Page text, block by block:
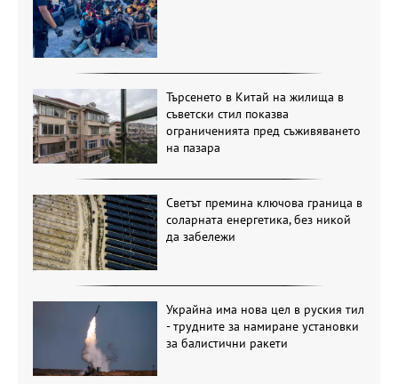
Търсенето в Китай на жилища в
съветски стил показва
ограниченията пред съживяването
на пазара
Светът премина ключова граница в
соларната енергетика, без никой
да забележи
Украйна има нова цел в руския тил
- трудните за намиране установки
за балистични ракети